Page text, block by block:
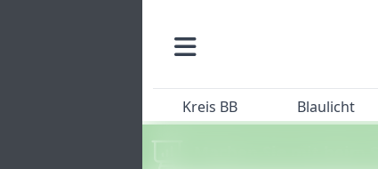
Kreis BB Blaulicht
Machen Sie mit beim